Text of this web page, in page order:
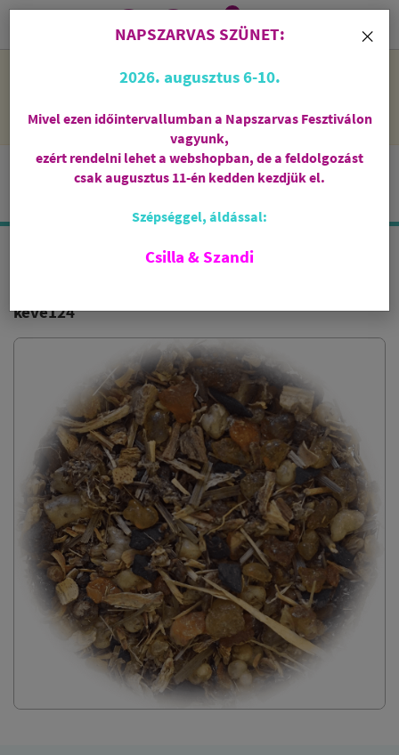
NAPSZARVAS SZÜNET: 2026. augusztus 6-10 - rendelni lehet
feldolgozni őket.
i
0
ÁLDÁS FÜSTÖLŐKEVERÉK
keve124
×
NAPSZARVAS SZÜNET:
2026. augusztus 6-10.
Mivel ezen időintervallumban a Napszarvas Fesztiválon
vagyunk,
ezért rendelni lehet a webshopban, de a feldolgozást
csak augusztus 11-én kedden kezdjük el.
Szépséggel, áldással:
Csilla & Szandi